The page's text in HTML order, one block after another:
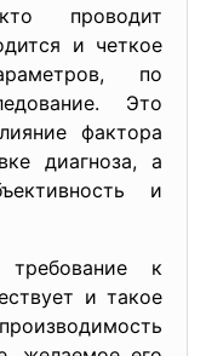
проводит
и четкое
по
Это
фактора
диагноза, а
и
к
и такое